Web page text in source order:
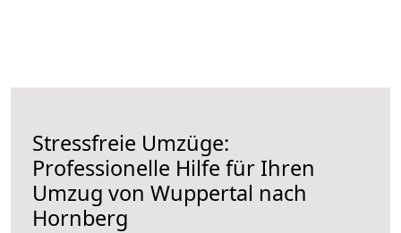
Stressfreie Umzüge:
Professionelle Hilfe für Ihren
Umzug von Wuppertal nach
Hornberg